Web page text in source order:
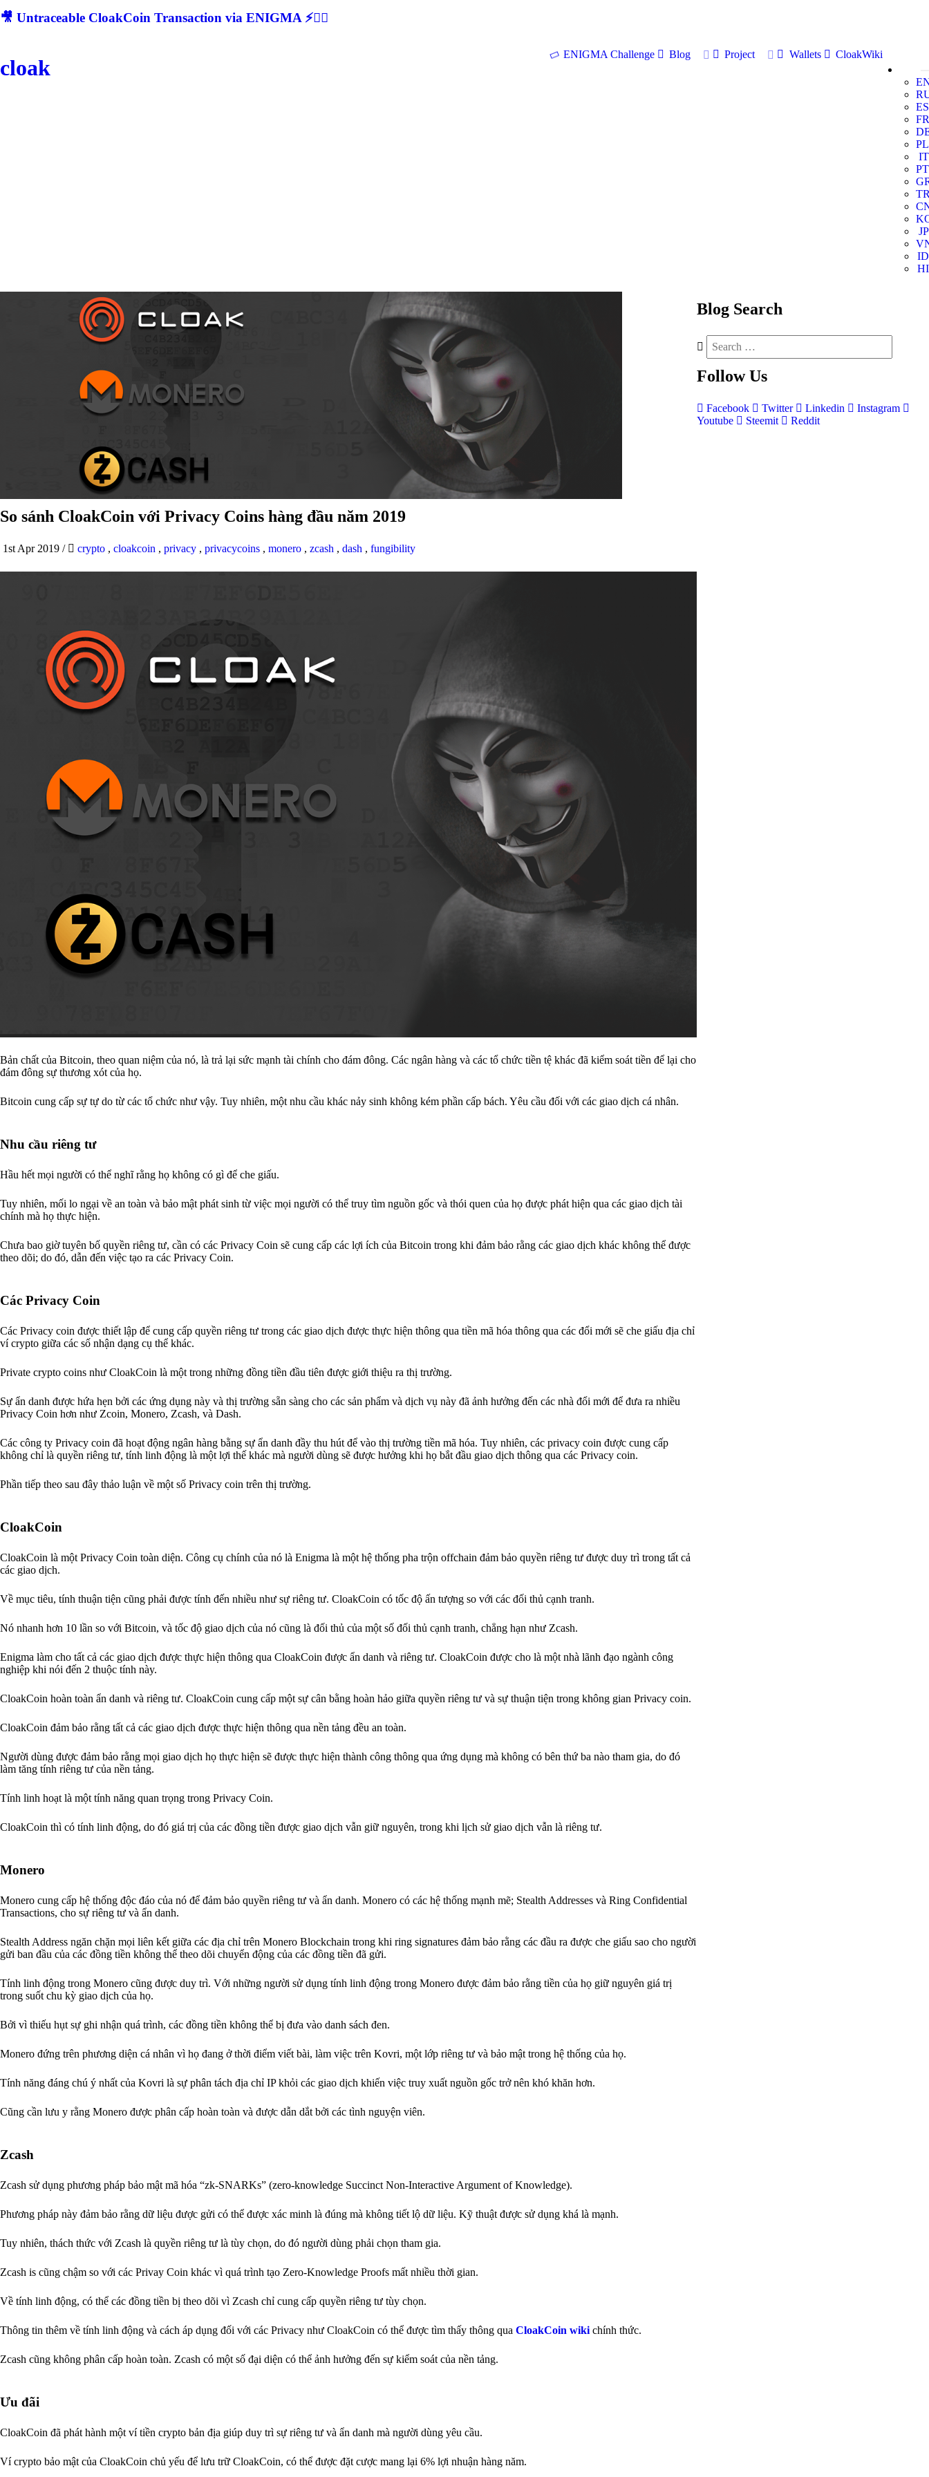
🎥 Untraceable CloakCoin Transaction via ENIGMA ⚡🕵‍♂
cloak
ENIGMA Challenge Blog Project Wallets
CloakWiki
ES
FR
PL
IT
PT
JP
ID
HI
So sánh CloakCoin với Privacy Coins hàng đầu năm 2019
1st Apr 2019 / crypto , cloakcoin , privacy , privacycoins , monero , zcash , dash , fungibility
Bản chất của Bitcoin, theo quan niệm của nó, là trả lại sức mạnh tài chính cho đám đông. Các ngân hàng và các tổ chức tiền tệ khác đã kiểm soát tiền để lại cho
đám đông sự thương xót của họ.
Bitcoin cung cấp sự tự do từ các tổ chức như vậy. Tuy nhiên, một nhu cầu khác nảy sinh không kém phần cấp bách. Yêu cầu đối với các giao dịch cá nhân.
Nhu cầu riêng tư
Hầu hết mọi người có thể nghĩ rằng họ không có gì để che giấu.
Tuy nhiên, mối lo ngại về an toàn và bảo mật phát sinh từ việc mọi người có thể truy tìm nguồn gốc và thói quen của họ được phát hiện qua các giao dịch tài
chính mà họ thực hiện.
Chưa bao giờ tuyên bố quyền riêng tư, cần có các Privacy Coin sẽ cung cấp các lợi ích của Bitcoin trong khi đảm bảo rằng các giao dịch khác không thể được
theo dõi; do đó, dẫn đến việc tạo ra các Privacy Coin.
Các Privacy Coin
Các Privacy coin được thiết lập để cung cấp quyền riêng tư trong các giao dịch được thực hiện thông qua tiền mã hóa thông qua các đổi mới sẽ che giấu địa chỉ
ví crypto giữa các số nhận dạng cụ thể khác.
Private crypto coins như CloakCoin là một trong những đồng tiền đầu tiên được giới thiệu ra thị trường.
Sự ẩn danh được hứa hẹn bởi các ứng dụng này và thị trường sẵn sàng cho các sản phẩm và dịch vụ này đã ảnh hưởng đến các nhà đổi mới để đưa ra nhiều
Privacy Coin hơn như Zcoin, Monero, Zcash, và Dash.
Các công ty Privacy coin đã hoạt động ngân hàng bằng sự ẩn danh đầy thu hút để vào thị trường tiền mã hóa. Tuy nhiên, các privacy coin được cung cấp
không chỉ là quyền riêng tư, tính linh động là một lợi thế khác mà người dùng sẽ được hưởng khi họ bắt đầu giao dịch thông qua các Privacy coin.
Phần tiếp theo sau đây thảo luận về một số Privacy coin trên thị trường.
CloakCoin
CloakCoin là một Privacy Coin toàn diện. Công cụ chính của nó là Enigma là một hệ thống pha trộn offchain đảm bảo quyền riêng tư được duy trì trong tất cả
các giao dịch.
Về mục tiêu, tính thuận tiện cũng phải được tính đến nhiều như sự riêng tư. CloakCoin có tốc độ ấn tượng so với các đối thủ cạnh tranh.
Nó nhanh hơn 10 lần so với Bitcoin, và tốc độ giao dịch của nó cũng là đối thủ của một số đối thủ cạnh tranh, chẳng hạn như Zcash.
Enigma làm cho tất cả các giao dịch được thực hiện thông qua CloakCoin được ẩn danh và riêng tư. CloakCoin được cho là một nhà lãnh đạo ngành công
nghiệp khi nói đến 2 thuộc tính này.
CloakCoin hoàn toàn ẩn danh và riêng tư. CloakCoin cung cấp một sự cân bằng hoàn hảo giữa quyền riêng tư và sự thuận tiện trong không gian Privacy coin.
CloakCoin đảm bảo rằng tất cả các giao dịch được thực hiện thông qua nền tảng đều an toàn.
Người dùng được đảm bảo rằng mọi giao dịch họ thực hiện sẽ được thực hiện thành công thông qua ứng dụng mà không có bên thứ ba nào tham gia, do đó
làm tăng tính riêng tư của nền tảng.
Tính linh hoạt là một tính năng quan trọng trong Privacy Coin.
CloakCoin thì có tính linh động, do đó giá trị của các đồng tiền được giao dịch vẫn giữ nguyên, trong khi lịch sử giao dịch vẫn là riêng tư.
Monero
Monero cung cấp hệ thống độc đáo của nó để đảm bảo quyền riêng tư và ẩn danh. Monero có các hệ thống mạnh mẽ; Stealth Addresses và Ring Confidential
Transactions, cho sự riêng tư và ẩn danh.
Stealth Address ngăn chặn mọi liên kết giữa các địa chỉ trên Monero Blockchain trong khi ring signatures đảm bảo rằng các đầu ra được che giấu sao cho người
gửi ban đầu của các đồng tiền không thể theo dõi chuyển động của các đồng tiền đã gửi.
Tính linh động trong Monero cũng được duy trì. Với những người sử dụng tính linh động trong Monero được đảm bảo rằng tiền của họ giữ nguyên giá trị
trong suốt chu kỳ giao dịch của họ.
Bởi vì thiếu hụt sự ghi nhận quá trình, các đồng tiền không thể bị đưa vào danh sách đen.
Monero đứng trên phương diện cá nhân vì họ đang ở thời điểm viết bài, làm việc trên Kovri, một lớp riêng tư và bảo mật trong hệ thống của họ.
Tính năng đáng chú ý nhất của Kovri là sự phân tách địa chỉ IP khỏi các giao dịch khiến việc truy xuất nguồn gốc trở nên khó khăn hơn.
Cũng cần lưu y rằng Monero được phân cấp hoàn toàn và được dẫn dắt bởi các tình nguyện viên.
Zcash
Zcash sử dụng phương pháp bảo mật mã hóa “zk-SNARKs” (zero-knowledge Succinct Non-Interactive Argument of Knowledge).
Phương pháp này đảm bảo rằng dữ liệu được gửi có thể được xác minh là đúng mà không tiết lộ dữ liệu. Kỹ thuật được sử dụng khá là mạnh.
Tuy nhiên, thách thức với Zcash là quyền riêng tư là tùy chọn, do đó người dùng phải chọn tham gia.
Zcash is cũng chậm so với các Privay Coin khác vì quá trình tạo Zero-Knowledge Proofs mất nhiều thời gian.
Về tính linh động, có thể các đồng tiền bị theo dõi vì Zcash chỉ cung cấp quyền riêng tư tùy chọn.
Thông tin thêm về tính linh động và cách áp dụng đối với các Privacy như CloakCoin có thể được tìm thấy thông qua CloakCoin wiki chính thức.
Zcash cũng không phân cấp hoàn toàn. Zcash có một số đại diện có thể ảnh hưởng đến sự kiểm soát của nền tảng.
Ưu đãi
CloakCoin đã phát hành một ví tiền crypto bản địa giúp duy trì sự riêng tư và ẩn danh mà người dùng yêu cầu.
Ví crypto bảo mật của CloakCoin chủ yếu để lưu trữ CloakCoin, có thể được đặt cược mang lại 6% lợi nhuận hàng năm.
Blog Search
Follow Us
Facebook Twitter Linkedin
Instagram
Youtube
Steemit Reddit